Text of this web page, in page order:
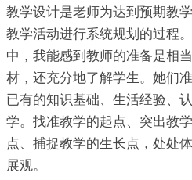
教学设计是老师为达到预期教
教学活动进行系统规划的过程
中，我能感到教师的准备是相
材，还充分地了解学生。她们
已有的知识基础、生活经验、
学。找准教学的起点、突出教
点、捕捉教学的生长点，处处
展观。